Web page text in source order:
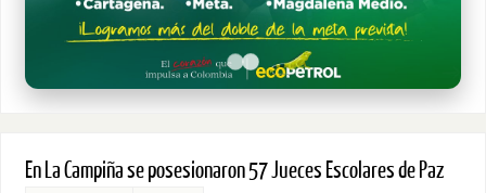
En La Campiña se posesionaron 57 Jueces Escolares de Paz